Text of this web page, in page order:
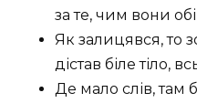
за те, чим вони
Як залицявся, то
дістав біле тіло,
Де мало слів, там